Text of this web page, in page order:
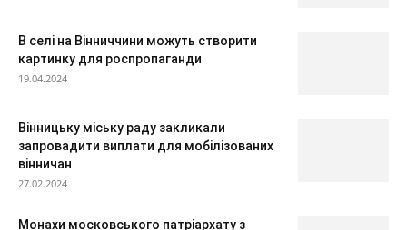
В селі на Вінниччини можуть створити
картинку для роспропаганди
19.04.2024
Вінницьку міську раду закликали
запровадити виплати для мобілізованих
вінничан
27.02.2024
Монахи московського патріархату з